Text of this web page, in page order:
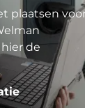
plaatsen
de